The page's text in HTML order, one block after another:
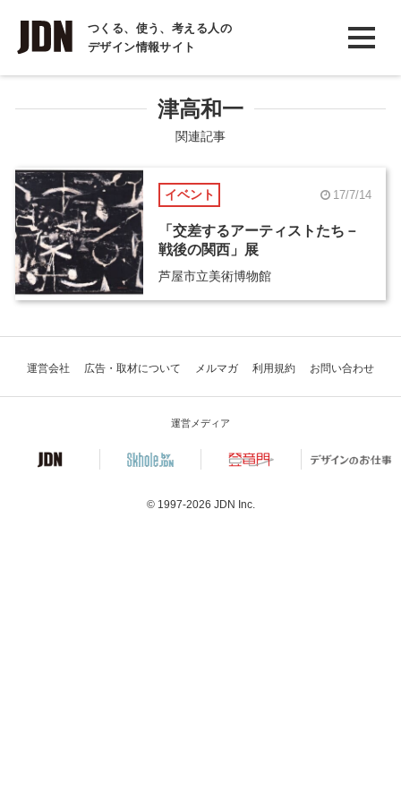
つくる、使う、考える人の
デザイン情報サイト
INTERVIEW
インタビュー
COLUMN
コラム
津高和一
関連記事
イベント 17/7/14
「交差するアーティストたち－
戦後の関西」展
芦屋市立美術博物館
運営会社 広告・取材について メルマガ 利用規約 お問い合わせ
運営メディア
© 1997-2026 JDN Inc.